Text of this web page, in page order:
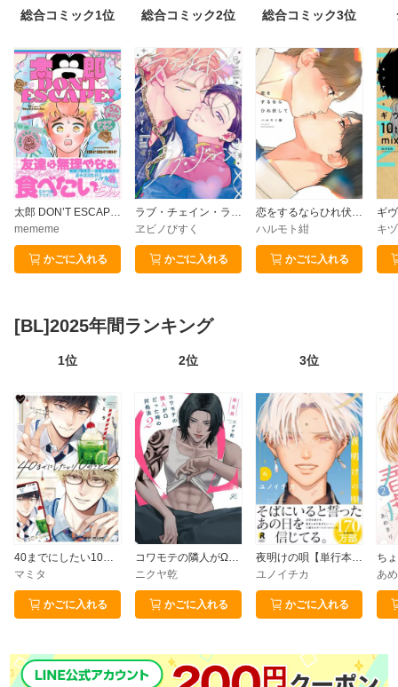
総合コミック1位
太郎 DON’T ESCAPE!【特典ペーパー付】
mememe
かごに入れる
総合コミック2位
ラブ・チェイン・ラブ・ジーン
ヱビノびすく
かごに入れる
総合コミック3位
恋をするならひれ伏して【特典付】
ハルモト紺
かごに入れる
キ
[BL]2025年間ランキング
1位
40までにしたい10のこと（2）【電子特別版】
マミタ
かごに入れる
2位
コワモテの隣人がΩだった時の対処法（２） 限定版【電子限定描き下ろし漫画付き】
ニクヤ乾
かごに入れる
3位
夜明けの唄【単行本版】6（特典付き）
ユノイチカ
かごに入れる
あ